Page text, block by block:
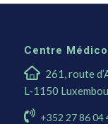
Centre
261, route
L-1150
+352 27 86 04